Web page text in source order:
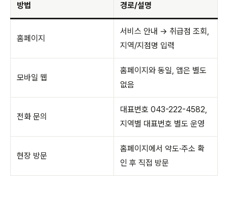
방법 경로/설명
홈페이지
서비스 안내 → 취급점 조회,
지역/지점명 입력
모바일 웹
홈페이지와 동일, 앱은 별도
없음
전화 문의
대표번호 043-222-4582,
지역별 대표번호 별도 운영
현장 방문
홈페이지에서 약도·주소 확
인 후 직접 방문